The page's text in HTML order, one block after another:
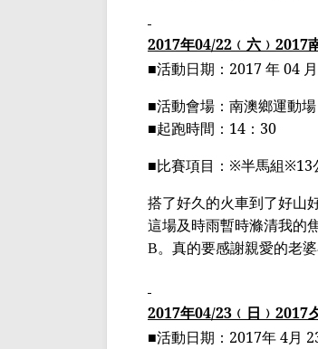
2017年04/22 ﹙ 六 ﹚ 2017
■活動日期： 2017年04 月
■活動會場：南澳鄉運動場
■起跑時間： 14 ： 30
■比賽項目： ※半馬組※13
搭了好久的火車到了好山
這場及時雨暫時滌清我的
B。真的要感謝親愛的老
2017年04/23 ﹙ 日 ﹚ 2017
■活動日期： 2017年4月